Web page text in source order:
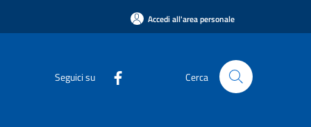
Accedi all'area personale
Seguici su Cerca